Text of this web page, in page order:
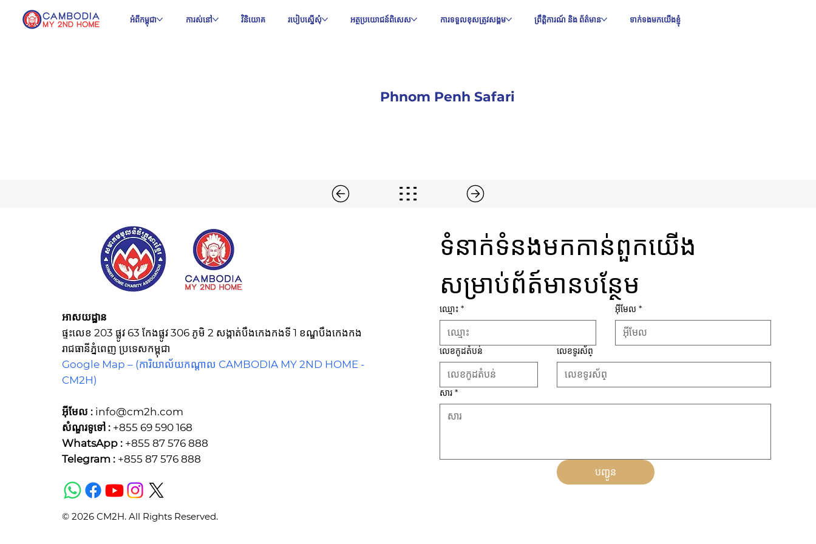
អំពីកម្ពុជា ការស់នៅ វិនិយោគ របៀបស្នើសុំ អត្ថប្រយោជន៍ពិសេស ការទទួលខុសត្រូវសង្គម ព្រឹត្តិការណ៍ និង ព័ត៌មាន ទាក់ទងមកយើងខ្ញុំ
Phnom Penh Safari
អាសយដ្ឋាន
ផ្ទះលេខ 203 ផ្លូវ 63 កែងផ្លូវ 306 ភូមិ 2 សង្កាត់បឹងកេងកងទី 1 ខណ្ឌបឹងកេងកង
រាជធានីភ្នំពេញ ប្រទេសកម្ពុជា
Google Map –(ការិយាល័យកណ្ដាល CAMBODIA MY 2ND HOME -
CM2H)
អ៊ីមែល : info@cm2h.com
សំណួរទូទៅ :+855 69 590 168
WhatsApp :+855 87 576 888
Telegram :+855 87 576 888
© 2026 CM2H. All Rights Reserved.
ទំនាក់ទំនងមកកាន់ពួកយើង
សម្រាប់ព័ត៍មានបន្ថែម
ឈ្មោះ * អ៊ីមែល *
លេខកូដតំបន់ លេខទូរស័ព្
សារ *
បញ្ជូន